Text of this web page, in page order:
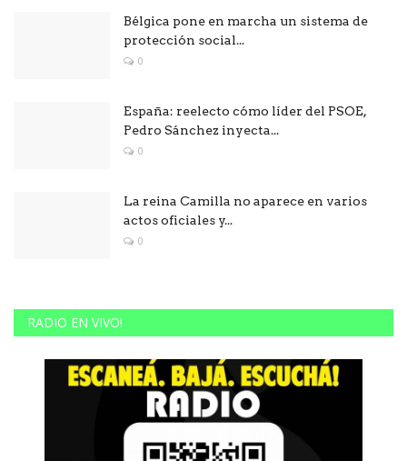
Bélgica pone en marcha un sistema de
protección social...
0
España: reelecto cómo líder del PSOE,
Pedro Sánchez inyecta...
0
La reina Camilla no aparece en varios
actos oficiales y...
0
RADIO EN VIVO!